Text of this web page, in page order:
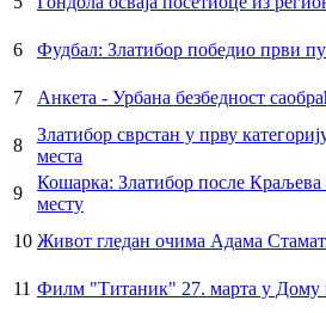
Комунална милиција Општине
Интерна ревизија
Услуге
6
Фудбал: Златибор победио први
7
Анкета - Урбана безбедност
8
Златибор сврстан у прву
места
9
Кошарка: Златибор после
месту
10 Живот гледан очима Адама
11 Филм "Титаник" 27. марта у Дому